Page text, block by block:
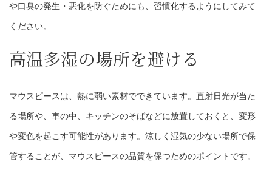
や口臭の発生・悪化を防ぐためにも、習慣化するようにしてみて
ください。
高温多湿の場所を避ける
マウスピースは、熱に弱い素材でできています。直射日光が当た
る場所や、車の中、キッチンのそばなどに放置しておくと、変形
や変色を起こす可能性があります。涼しく湿気の少ない場所で保
管することが、マウスピースの品質を保つためのポイントです。